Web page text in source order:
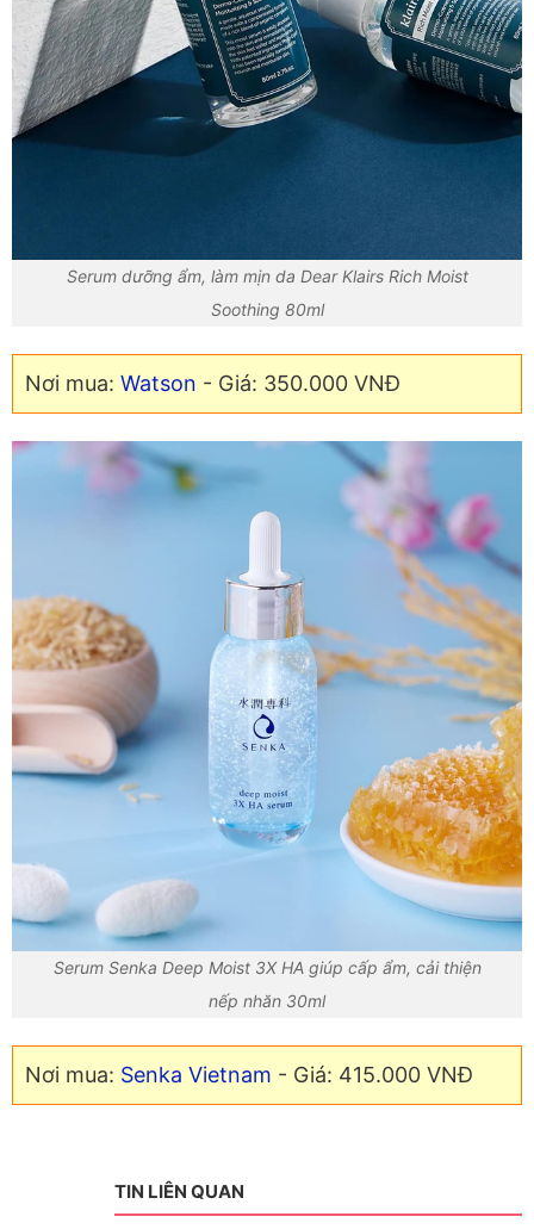
Serum dưỡng ẩm, làm mịn da Dear Klairs Rich Moist
Soothing 80ml
Nơi mua: Watson - Giá: 350.000 VNĐ
Serum Senka Deep Moist 3X HA giúp cấp ẩm, cải thiện
nếp nhăn 30ml
Nơi mua: Senka Vietnam - Giá: 415.000 VNĐ
TIN LIÊN QUAN